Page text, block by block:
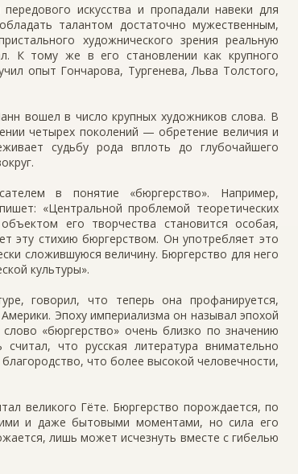
искусства и пропадали навеки для
талантом достаточно мужественным,
художнического зрения реальную
К тому же в его становлении как крупного
опыт Гончарова, Тургенева, Льва Толстого,
вошел в число крупных художников слова. В
четырех поколений — обретение величия и
судьбу рода вплоть до глубочайшего
в понятие «бюргерство». Например,
«Центральной проблемой теоретических
его творчества становится особая,
эту стихию бюргерством. Он употребляет это
сложившуюся величину. Бюргерство для него
культуры».
говорил, что теперь она профанируется,
Эпоху империализма он называл эпохой
«бюргерство» очень близко по значению
считал, что русская литература внимательно
что более высокой человечности,
великого Гёте. Бюргерство порождается, по
и даже бытовыми моментами, но сила его
лишь может исчезнуть вместе с гибелью